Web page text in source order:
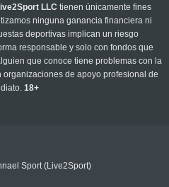
LLC tienen únicamente fines
ninguna ganancia financiera ni
deportivas implican un riesgo
responsable y solo con fondos que
que conoce tiene problemas con la
de apoyo profesional de
18+
Sport (Live2Sport)